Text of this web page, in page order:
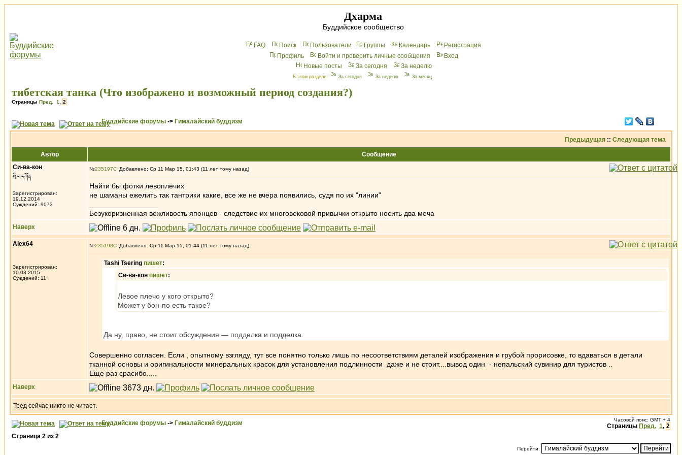
Дхарма
Буддийское сообщество
FAQ Поиск Пользователи Группы Календарь
Peгиcтрaция
Профиль
Войти и проверить личные сообщения
Вхoд
Новые посты
За сегодня За неделю
В этом разделе: За сегодня За неделю За месяц
тибетская танка (Что изображено и возможный период создания?)
Страницы Пред. 1 2
Буддийские форумы -> Гималайский буддизм
Предыдущая :: Следующая тема
Автор
Сообщение
Си-ва-кон
སྲི་བ་དཀོན
Зарегистрирован:
19.12.2014
Суждений: 9073
№235197 Добавлено: Ср 11 Мар 15, 01:43 (11 лет тому назад)
Найти бы фотки левоплечих
не шаманы ежелить так тантрики какие, все же не вчера появились, судя по их "линии"
Безукоризненная вежливость японцев - следствие их многовековой привычки открыто носить два меча
Наверх
Alex64
Зарегистрирован:
10.03.2015
Суждений: 11
№235198 Добавлено: Ср 11 Мар 15, 01:44 (11 лет тому назад)
Tashi Tsering пишет:
Си-ва-кон пишет:
Левое плечо у кого открыто?
Может у бон-по есть такое?
Да ну, право, не стоит обсуждения — подделка и подделка.
Совершенно согласен. Если , опытному взгляду, тут все понятно только лишь по несоответствиям деталей изображения и грубой прорисовке, то вдаваться в детали
тканной основы и оригинальности минеральных красок для установления подлинности даже и не стоит....вывод один - непальский сувинир для туристов ..
Еще раз срасибо.....
Наверх
Тред сейчас никто не читает.
Буддийские форумы -> Гималайский буддизм Часовой пояс: GMT + 4
Страницы Пред. 1, 2
Страница 2 из 2
Перейти: